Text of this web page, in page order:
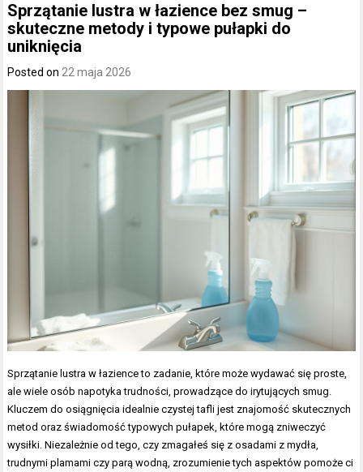
Sprzątanie lustra w łazience bez smug –
skuteczne metody i typowe pułapki do
uniknięcia
Posted on22 maja 2026
Sprzątanie lustra w łazience to zadanie, które może wydawać się proste,
ale wiele osób napotyka trudności, prowadzące do irytujących smug.
Kluczem do osiągnięcia idealnie czystej tafli jest znajomość skutecznych
metod oraz świadomość typowych pułapek, które mogą zniweczyć
wysiłki. Niezależnie od tego, czy zmagałeś się z osadami z mydła,
trudnymi plamami czy parą wodną, zrozumienie tych aspektów pomoże ci